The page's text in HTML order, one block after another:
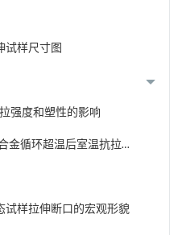
试样尺寸图
强度和塑性的影响
金循环超温后室温抗拉强
变化率与循环氧化次数的
试样拉伸断口的宏观形貌